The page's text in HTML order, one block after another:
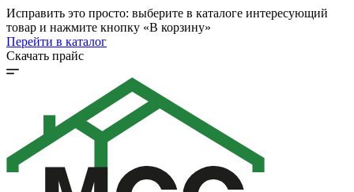
Исправить это просто: выберите в каталоге интересующий
товар и нажмите кнопку «В корзину»
Перейти в каталог
Скачать прайс